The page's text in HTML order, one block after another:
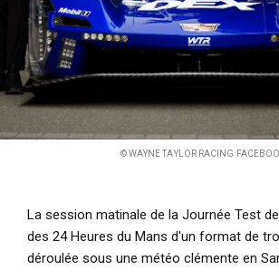
© WAYNE TAYLOR RACING
La session matinale de la Journée Test
des 24 Heures du Mans d'un format de
déroulée sous une météo clémente en